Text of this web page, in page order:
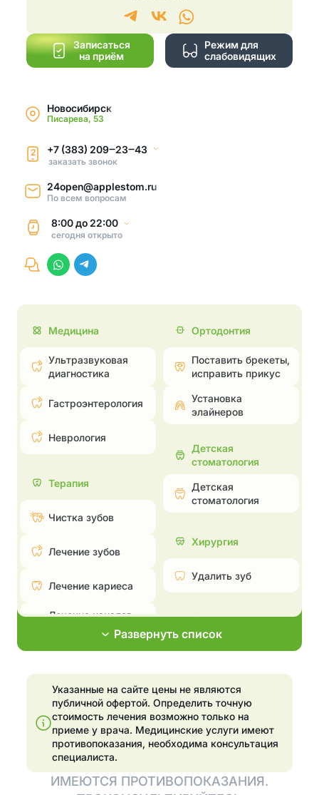
Режим для
слабовидящих
Записаться
на приём
Новосибирск
Писарева, 53
2 +7 (383) 209‒23‒43
заказать звонок
24open@applestom.ru
По всем вопросам
8:00до22:00
сегодняоткрыто
Медицина
Ультразвуковая
диагностика
Гастроэнтерология
Неврология
Терапия
Чистка зубов
Лечение зубов
Лечение кариеса
Лечение каналов —
периодонтита
Эстетические
реставрации
Отбелить зубы
Ортодонтия
Поставить брекеты,
исправить прикус
Установка
элайнеров
Детская
стоматология
Детская
стоматология
Хирургия
Удалить зуб
Эстетическая
стоматология
Поставить брекеты,
Эстетические
реставрации
Отбелить зубы
элайнеров
Развернуть список
Указанные на сайте цены не являются
публичной офертой. Определить точную
стоимость лечения возможно только на
приеме у врача. Медицинские услуги имеют
противопоказания, необходима консультация
специалиста.
ИМЕЮТСЯ ПРОТИВОПОКАЗАНИЯ.